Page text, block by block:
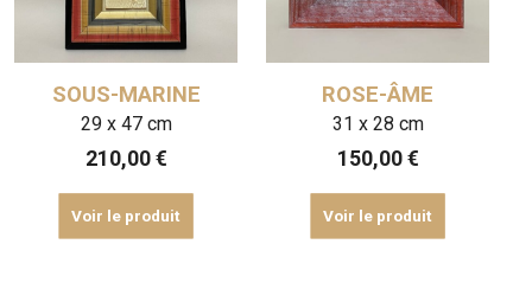
SOUS-MARINE
29 x 47 cm
210,00 €
Voir le produit
ROSE-ÂME
31 x 28 cm
150,00 €
Voir le produit